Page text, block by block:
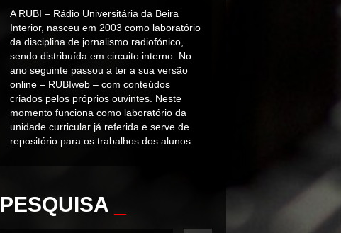
A RUBI – Rádio Universitária da Beira
Interior, nasceu em 2003 como laboratório
da disciplina de jornalismo radiofónico,
sendo distribuída em circuito interno. No
ano seguinte passou a ter a sua versão
online – RUBIweb – com conteúdos
criados pelos próprios ouvintes. Neste
momento funciona como laboratório da
unidade curricular já referida e serve de
repositório para os trabalhos dos alunos.
PESQUISA